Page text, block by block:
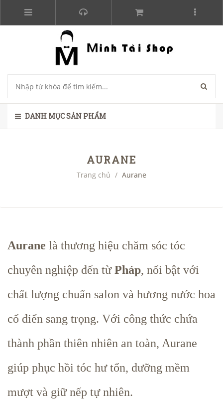
DANH MỤC SẢN PHẨM
AURANE
Trang chủ / Aurane
Aurane là thương hiệu chăm sóc tóc
chuyên nghiệp đến từPháp, nổi bật với
chất lượng chuẩn salon và hương nước hoa
cổ điển sang trọng. Với công thức chứa
thành phần thiên nhiên an toàn, Aurane
giúp phục hồi tóc hư tổn, dưỡng mềm
mượt và giữ nếp tự nhiên.